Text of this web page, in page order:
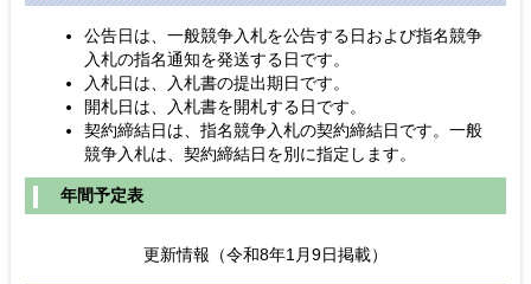
公告日は、一般競争入札を公告する日および指名競争
入札の指名通知を発送する日です。
入札日は、入札書の提出期日です。
開札日は、入札書を開札する日です。
契約締結日は、指名競争入札の契約締結日です。一般
競争入札は、契約締結日を別に指定します。
年間予定表
更新情報（令和8年1月9日掲載）